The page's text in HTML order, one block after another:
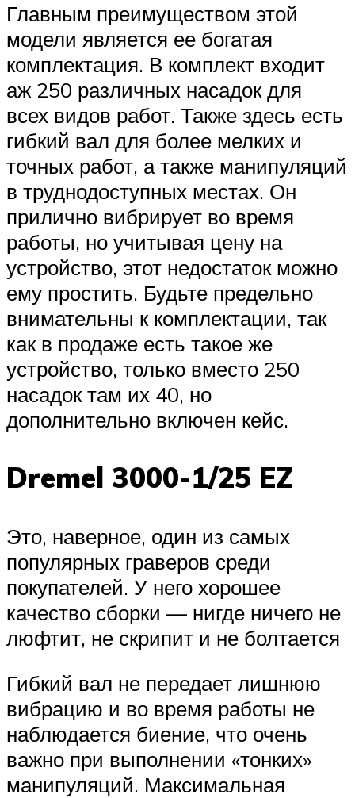
Главным преимуществом этой
модели является ее богатая
комплектация. В комплект входит
аж 250 различных насадок для
всех видов работ. Также здесь есть
гибкий вал для более мелких и
точных работ, а также манипуляций
в труднодоступных местах. Он
прилично вибрирует во время
работы, но учитывая цену на
устройство, этот недостаток можно
ему простить. Будьте предельно
внимательны к комплектации, так
как в продаже есть такое же
устройство, только вместо 250
насадок там их 40, но
дополнительно включен кейс.
Dremel 3000-1/25 EZ
Это, наверное, один из самых
популярных граверов среди
покупателей. У него хорошее
качество сборки — нигде ничего не
люфтит, не скрипит и не болтается
Гибкий вал не передает лишнюю
вибрацию и во время работы не
наблюдается биение, что очень
важно при выполнении «тонких»
манипуляций. Максимальная